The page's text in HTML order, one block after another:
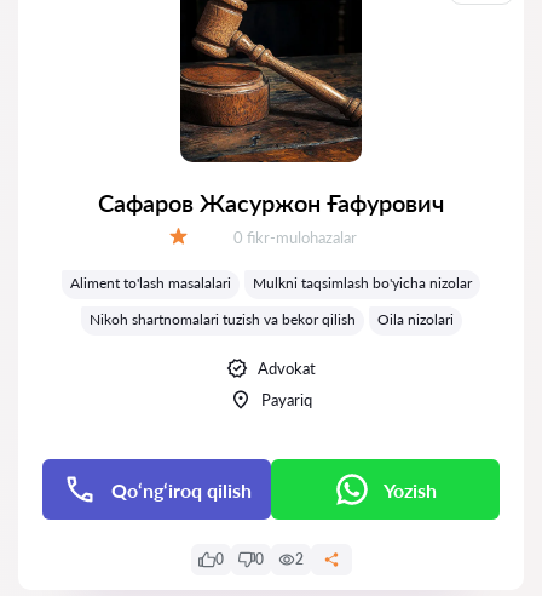
Сафаров Жасуржон Ғафурович
Fikrlar:
0 fikr-mulohazalar
Aliment to'lash masalalari
Mulkni taqsimlash bo'yicha nizolar
Nikoh shartnomalari tuzish va bekor qilish
Oila nizolari
Advokat
Payariq
Qo‘ng‘iroq qilish Yozish
0 0 2